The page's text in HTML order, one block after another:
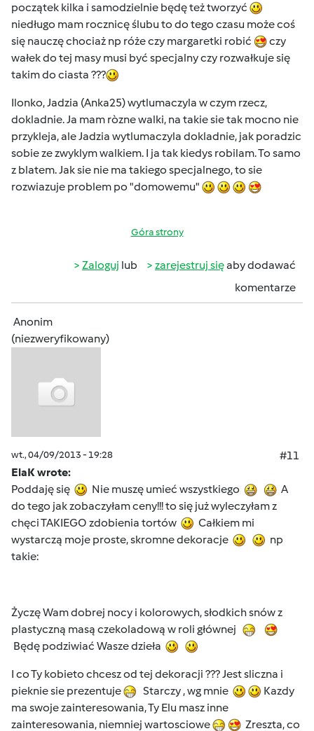
początek kilka i samodzielnie będę też tworzyć
niedługo mam rocznicę ślubu to do tego czasu może coś
się nauczę chociaż np róże czy margaretki robić
czy
wałek do tej masy musi być specjalny czy rozwałkuje się
takim do ciasta ???
Ilonko, Jadzia (Anka25) wytlumaczyla w czym rzecz,
dokladnie. Ja mam ròzne walki, na takie sie tak mocno nie
przykleja, ale Jadzia wytlumaczyla dokladnie, jak poradzic
sobie ze zwyklym walkiem. I ja tak kiedys robilam. To samo
z blatem. Jak sie nie ma takiego specjalnego, to sie
rozwiazuje problem po "domowemu"
Góra strony
Zaloguj lub zarejestruj sięaby dodawać
komentarze
Anonim
(niezweryfikowany)
wt., 04/09/2013 - 19:28
#11
ElaK wrote:
Poddaję się
Nie muszę umieć wszystkiego
A
do tego jak zobaczyłam ceny!!! to się już wyleczyłam z
chęci TAKIEGO zdobienia tortów
Całkiem mi
wystarczą moje proste, skromne dekoracje
np
takie:
Życzę Wam dobrej nocy i kolorowych, słodkich snów z
plastyczną masą czekoladową w roli głównej
Będę podziwiać Wasze dzieła
I co Ty kobieto chcesz od tej dekoracji ??? Jest sliczna i
pieknie sie prezentuje
Starczy , wg mnie
Kazdy
ma swoje zainteresowania, Ty Elu masz inne
zainteresowania, niemniej wartosciowe
Zreszta, co